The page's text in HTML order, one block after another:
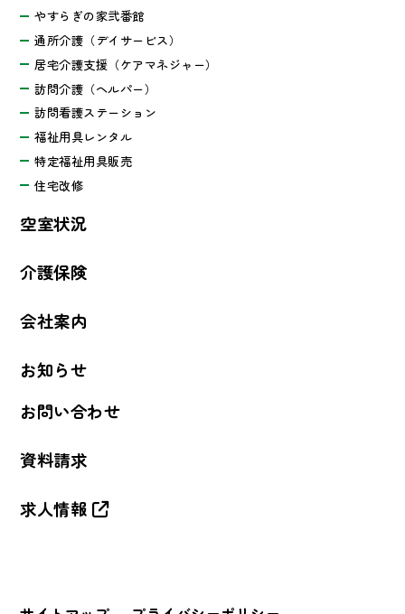
やすらぎの家弐番館
通所介護（デイサービス）
居宅介護支援（ケアマネジャー）
訪問介護（ヘルパー）
訪問看護ステーション
福祉用具レンタル
特定福祉用具販売
住宅改修
空室状況
介護保険
会社案内
お知らせ
お問い合わせ
資料請求
求人情報